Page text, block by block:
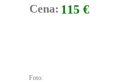
Cena: 115 €
Foto: